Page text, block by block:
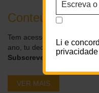
Conteúdos
Tem acesso a conteúdos
ano, tu decides.
Subscreve os nossos
VER MAIS
Li e